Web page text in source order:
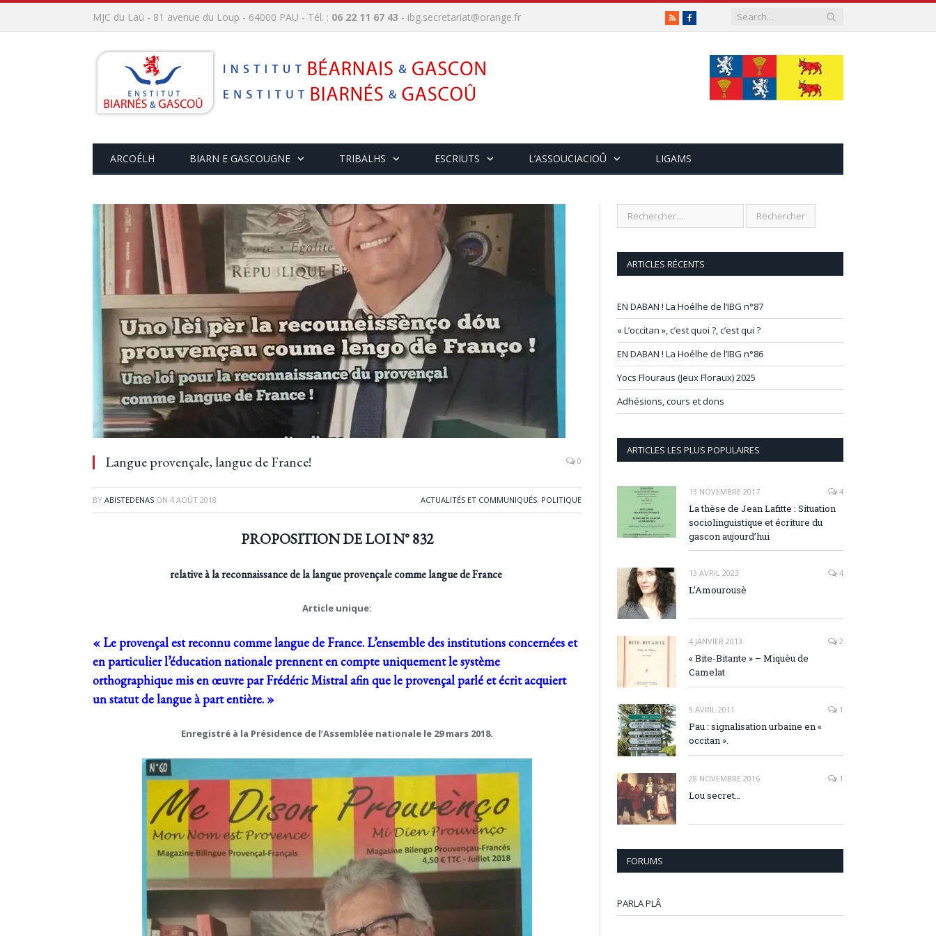
MJC du Laü - 81 avenue du Loup - 64000 PAU - Tél. : 06 22 11 67 43 - ibg.secretariat@orange.fr RSSFacebook
ARCOÉLH BIARN E GASCOUGNE TRIBALHS ESCRIUTS L’ASSOUCIACIOÛ LIGAMS
Langue provençale, langue de France! 0
BY ABISTEDENAS ON 4 AOÛT 2018 ACTUALITÉS ET COMMUNIQUÉS, POLITIQUE
PROPOSITION DE LOI N° 832
relative à la reconnaissance de la langue provençalecomme langue de France
Article unique:
« Le provençal est reconnu comme langue de France. L’ensemble des institutions concernées et
en particulier l’éducation nationale prennent en compte uniquement le système
orthographique mis en œuvre par Frédéric Mistral afin que le provençal parlé et écrit acquiert
un statut de langue à part entière. »
Enregistré à la Présidence de l’Assemblée nationale le 29 mars 2018.
ARTICLES RÉCENTS
EN DABAN ! La Hoélhe de l’IBG n°87
« L’occitan », c’est quoi ?, c’est qui ?
EN DABAN ! La Hoélhe de l’IBG n°86
Yocs Flouraus (Jeux Floraux) 2025
Adhésions, cours et dons
ARTICLES LES PLUS POPULAIRES
13 NOVEMBRE 2017 4
La thèse de Jean Lafitte : Situation
sociolinguistique et écriture du
gascon aujourd’hui
13 AVRIL 2023 4
L’Amourousè
4 JANVIER 2013 2
« Bite-Bitante » – Miquèu de
Camelat
9 AVRIL 2011 1
Pau : signalisation urbaine en «
occitan ».
28 NOVEMBRE 2016 1
Lou secret…
FORUMS
PARLA PLÂ